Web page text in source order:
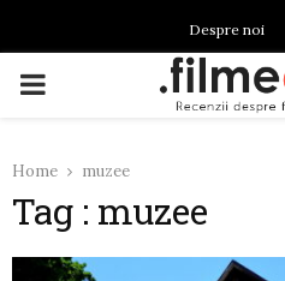
Despre noi
PRIMARY
Home muzee
Tag : muzee